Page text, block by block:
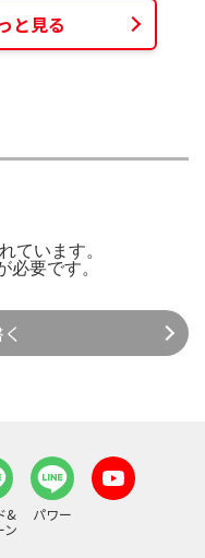
と見る
ています。
必要です。
&
ン
パワー